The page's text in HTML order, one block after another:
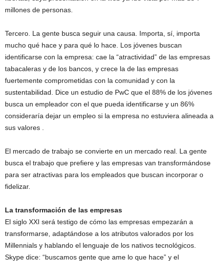
millones de personas.
Tercero. La gente busca seguir una causa. Importa, sí, importa
mucho qué hace y para qué lo hace. Los jóvenes buscan
identificarse con la empresa: cae la “atractividad” de las empresas
tabacaleras y de los bancos, y crece la de las empresas
fuertemente comprometidas con la comunidad y con la
sustentabilidad. Dice un estudio de PwC que el 88% de los jóvenes
busca un empleador con el que pueda identificarse y un 86%
consideraría dejar un empleo si la empresa no estuviera alineada a
sus valores .
El mercado de trabajo se convierte en un mercado real. La gente
busca el trabajo que prefiere y las empresas van transformándose
para ser atractivas para los empleados que buscan incorporar o
fidelizar.
La transformación de las empresas
El siglo XXI será testigo de cómo las empresas empezarán a
transformarse, adaptándose a los atributos valorados por los
Millennials y hablando el lenguaje de los nativos tecnológicos.
Skype dice: “buscamos gente que ame lo que hace” y el